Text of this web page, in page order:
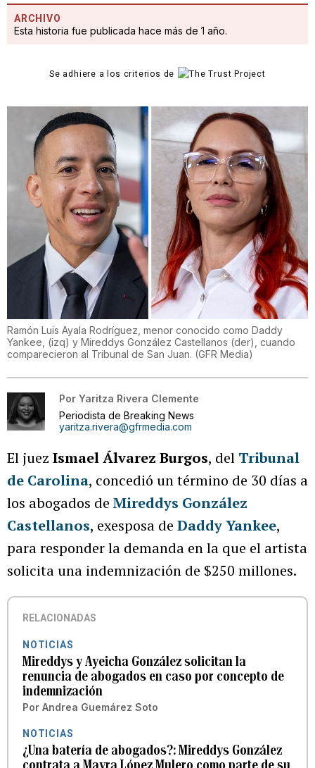
ARCHIVO
Esta historia fue publicada hace más de 1 año.
Se adhiere a los criterios de
Ramón Luis Ayala Rodríguez, menor conocido como Daddy
Yankee, (izq) y Mireddys González Castellanos (der), cuando
comparecieron al Tribunal de San Juan. (GFR Media)
Por Yaritza Rivera Clemente
Periodista de Breaking News
yaritza.rivera@gfrmedia.com
El juez Ismael Álvarez Burgos, del Tribunal
de Carolina, concedió un término de 30 días a
los abogados de Mireddys González
Castellanos, exesposa de Daddy Yankee,
para responder la demanda en la que el artista
solicita una indemnización de $250 millones.
RELACIONADAS
NOTICIAS
Mireddys y Ayeicha González solicitan la
renuncia de abogados en caso por concepto de
indemnización
Por Andrea Guemárez Soto
NOTICIAS
¿Una batería de abogados?: Mireddys González
contrata a Mayra López Mulero como parte de su